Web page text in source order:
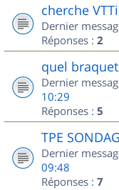
cherche
Dernier
Réponses : 2
quel braquet
Dernier
10:29
Réponses : 5
TPE
Dernier
09:48
Réponses : 7